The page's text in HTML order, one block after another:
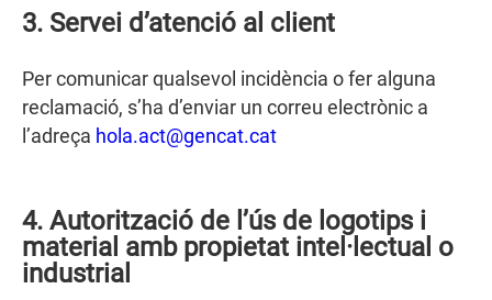
3. Servei d’atenció al client
Per comunicar qualsevol incidència o fer alguna
reclamació, s’ha d’enviar un correu electrònic a
l’adreça hola.act@gencat.cat
4. Autorització de l’ús de logotips i
material amb propietat intel·lectual o
industrial